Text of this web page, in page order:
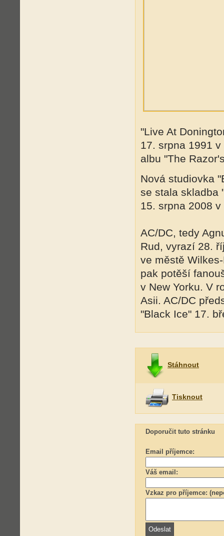
"Live At
17. srpna 1991
albu "The
Nová studiovka
se stala skladba
15. srpna 2008
AC/DC, tedy
Rud, vyrazí 28.
ve městě
pak potěší
v New Yorku. V
Asii. AC/DC
"Black Ice" 17.
Stáhnout
Tisknout
Doporučit tuto stránku
Email příjemce:
Váš email:
Vzkaz pro příjemce: